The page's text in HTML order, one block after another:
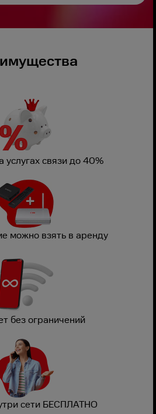
услугах связи до 40%
можно взять в аренду
без ограничений
сети БЕСПЛАТНО